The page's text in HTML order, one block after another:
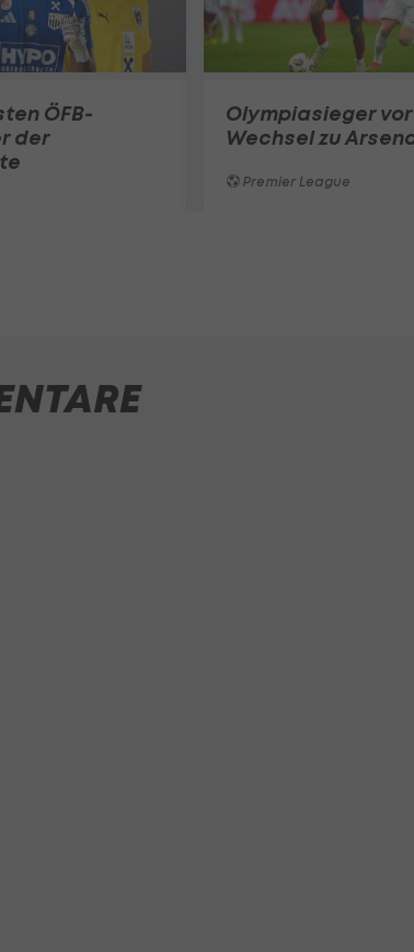
ÖFB-
der
Olympiasieger vor
Wechsel zu
Premier League